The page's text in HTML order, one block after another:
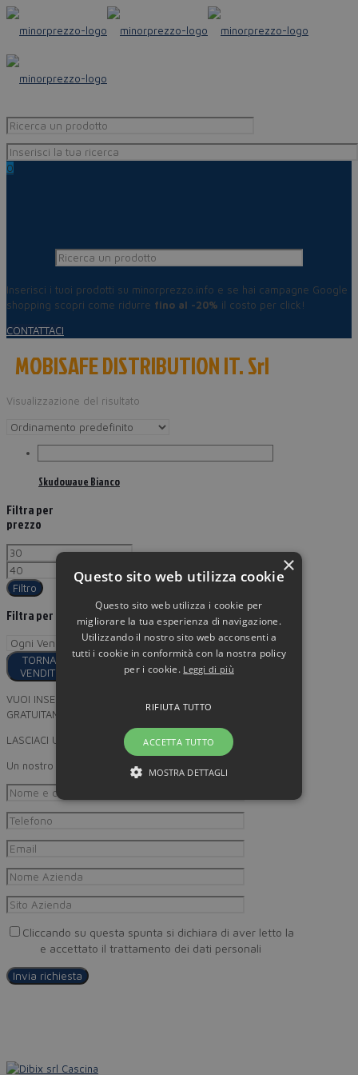
0
Inserisci i tuoi prodotti su minorprezzo.info e se hai campagne Google
shopping scopri come ridurre fino al -20% il costo per click!
CONTATTACI
MOBISAFE DISTRIBUTION IT. Srl
Visualizzazione del risultato
Skudowave Bianco
Filtra per
prezzo
Filtro
Filtra per
TORNA AI
VENDITORI
VUOI INSERIRE I TUOI PRODOTTI
GRATUITAMENTE SU MINORPREZZO?
LASCIACI UN RECAPITO
Un nostro incaricato provvederà a ricontattarti
Cliccando su questa spunta si dichiara di aver letto la
e accettato il trattamento dei dati personali
×
Questo sito web utilizza cookie
Questo sito web utilizza i cookie per
migliorare la tua esperienza di navigazione.
Utilizzando il nostro sito web acconsenti a
tutti i cookie in conformità con la nostra policy
per i cookie. Leggi di più
ACCETTA TUTTO
RIFIUTA TUTTO
MOSTRA DETTAGLI